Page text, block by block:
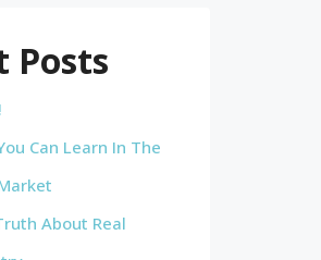
Posts
Can Learn In The
About Real